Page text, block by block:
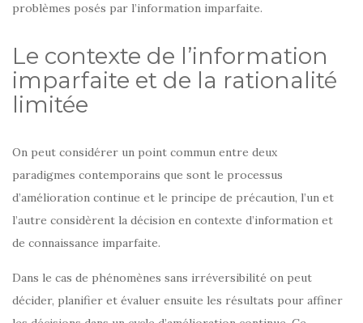
problèmes posés par l’information imparfaite.
Le contexte de l’information
imparfaite et de la rationalité
limitée
On peut considérer un point commun entre deux
paradigmes contemporains que sont le processus
d’amélioration continue et le principe de précaution, l’un et
l’autre considèrent la décision en contexte d’information et
de connaissance imparfaite.
Dans le cas de phénomènes sans irréversibilité on peut
décider, planifier et évaluer ensuite les résultats pour affiner